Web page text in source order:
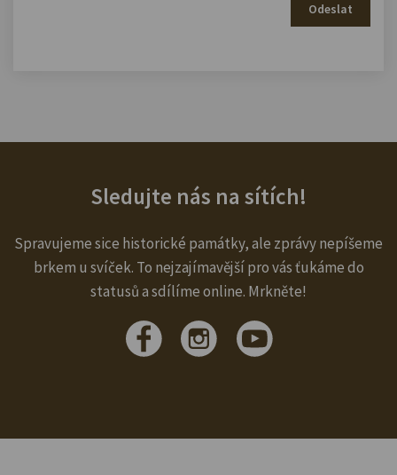
Odeslat
Sledujte nás na sítích!
Spravujeme sice historické památky, ale zprávy nepíšeme
brkem u svíček. To nejzajímavější pro vás ťukáme do
statusů a sdílíme online. Mrkněte!